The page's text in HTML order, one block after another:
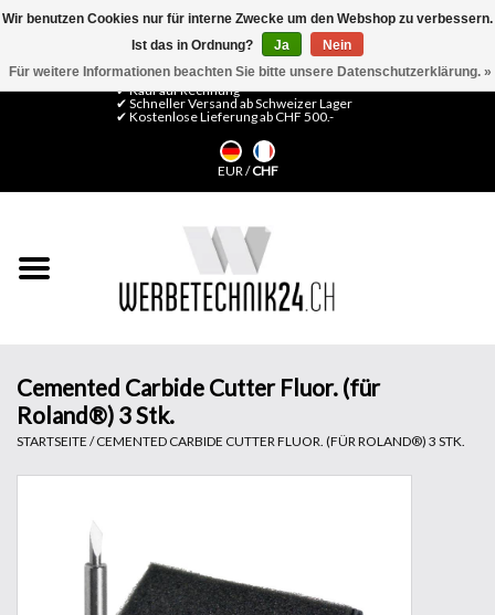
Mein Konto / Kundenkonto anlegen
✔ Kauf auf Rechnung
✔ Schneller Versand ab Schweizer Lager
✔ Kostenlose Lieferung ab CHF 500.-
EUR/CHF
Messesysteme
Werkzeuge
Cemented Carbide Cutter Fluor. (für
Roland®) 3 Stk.
STARTSEITE /CEMENTED CARBIDE CUTTER FLUOR. (FÜR ROLAND®) 3 STK.
Wir benutzen Cookies nur für interne Zwecke um den Webshop zu verbessern.
Ist das in Ordnung?
Ja
Nein
Für weitere Informationen beachten Sie bitte unsere Datenschutzerklärung. »